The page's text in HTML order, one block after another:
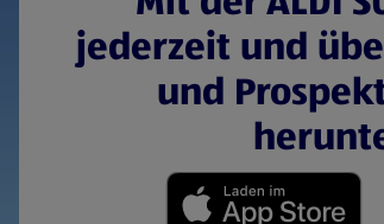
jederzeit und
und